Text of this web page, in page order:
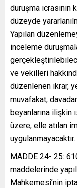
duruşma
düzeyde
Yapılan
inceleme
ve vekilleri
düzenlenen ikrar,
muvafakat,
beyanlarına ilişkin
üzere, elle atılan
uygulanmayacaktır.
MADDE 24- 25:
maddelerinde
Mahkemesi’nin